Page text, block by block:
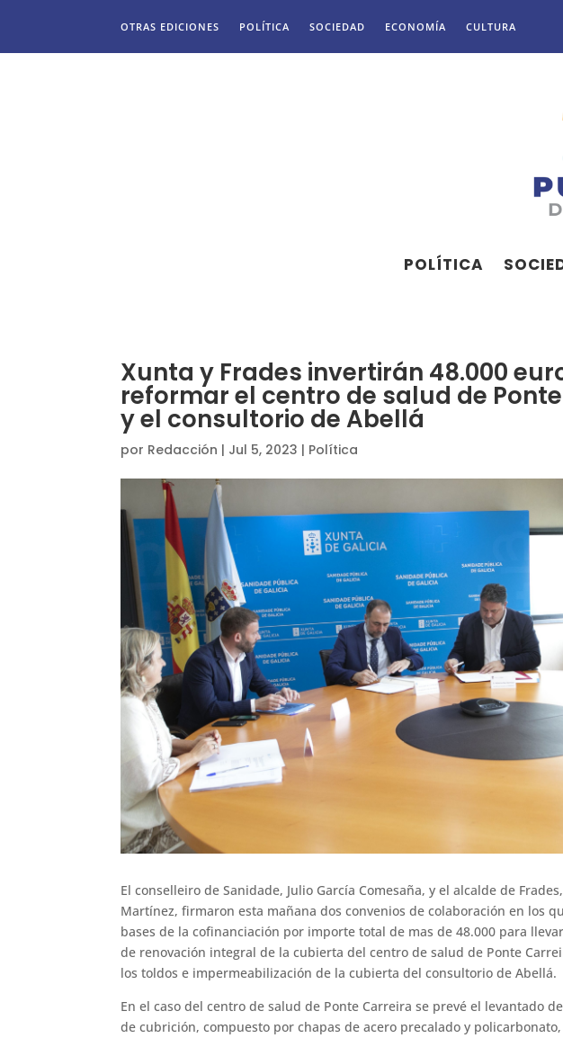
OTRAS EDICIONES POLÍTICA SOCIEDAD ECONOMÍA CULTURA
POLÍTICA
Xunta y Frades invertirán 48.000
reformar el centro de salud de
y el consultorio de Abellá
por Redacción | Jul 5, 2023 | Política
El conselleiro de Sanidade, Julio García Comesaña, y el alcalde de
Martínez, firmaron esta mañana dos convenios de colaboración en los
bases de la cofinanciación por importe total de mas de 48.000 para
de renovación integral de la cubierta del centro de salud de Ponte
los toldos e impermeabilización de la cubierta del consultorio de Abellá.
En el caso del centro de salud de Ponte Carreira se prevé el levantado
de cubrición, compuesto por chapas de acero precalado y